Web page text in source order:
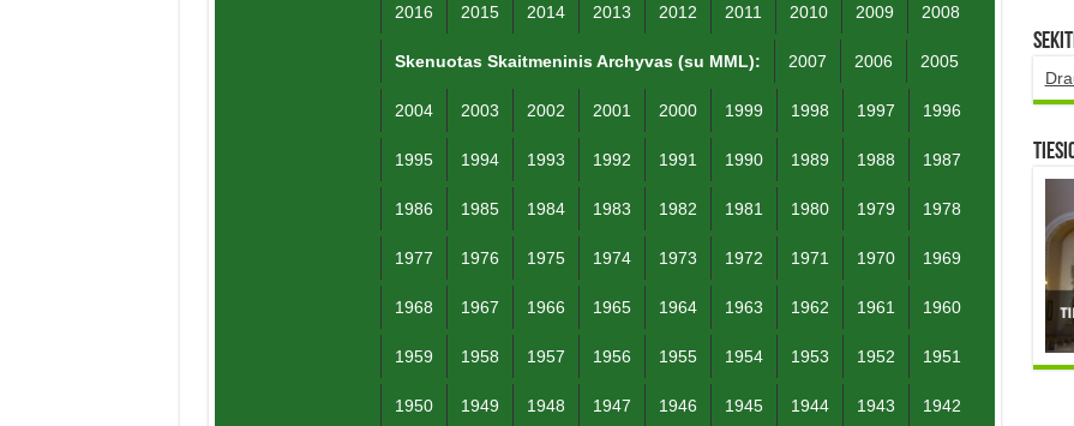
2016 2015 2014 2013 2012 2011 2010 2009 2008
Skenuotas Skaitmeninis Archyvas (su MML): 2007 2006 2005
2004 2003 2002 2001 2000 1999 1998 1997 1996
1995 1994 1993 1992 1991 1990 1989 1988 1987
1986 1985 1984 1983 1982 1981 1980 1979 1978
1977 1976 1975 1974 1973 1972 1971 1970 1969
1968 1967 1966 1965 1964 1963 1962 1961 1960
1959 1958 1957 1956 1955 1954 1953 1952 1951
1950 1949 1948 1947 1946 1945 1944 1943 1942